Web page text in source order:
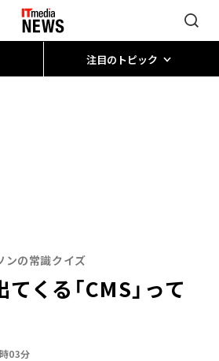
注目のトピック
ンの常識クイズ
くる「CMS」って
03分